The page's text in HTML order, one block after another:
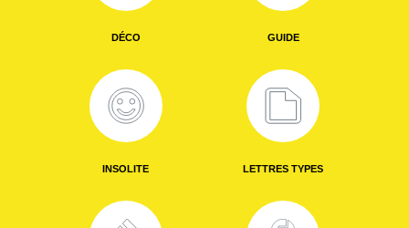
DÉCO GUIDE
INSOLITE LETTRES TYPES